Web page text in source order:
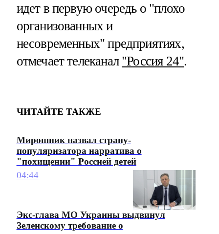
идет в первую очередь о "плохо
организованных и
несовременных" предприятиях,
отмечает телеканал "Россия 24".
ЧИТАЙТЕ ТАКЖЕ
Мирошник назвал страну-
популяризатора нарратива о
"похищении" Россией детей
04:44
Экс-глава МО Украины выдвинул
Зеленскому требование о